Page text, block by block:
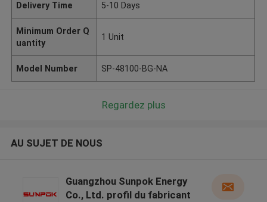
Delivery Time 5-10 Days
Minimum Order Q
uantity
1 Unit
Model Number SP-48100-BG-NA
Regardez plus
AU SUJET DE NOUS
Guangzhou Sunpok Energy
Co., Ltd. profil du fabricant